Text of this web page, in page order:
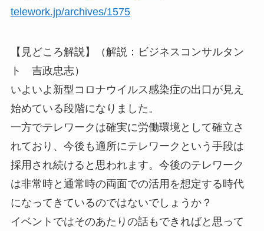
telework.jp/archives/1575
【見どころ解説】（解説：ビジネスコンサルタン
ト 吉政忠志）
いよいよ新型コロナウイルス感染症の出口が見え
始めている段階になりました。
一方でテレワークは確実に労働環境として確立さ
れており、今後も適所にテレワークという手段は
採用され続けると思われます。今後のテレワーク
は非常時と通常時の両面での活用を想定する時代
になってきているのではないでしょうか？
イベントではそのあたりの話もできればと思って